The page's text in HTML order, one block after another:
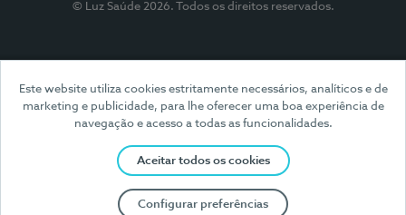
Este website utiliza cookies estritamente necessários, analíticos e de
marketing e publicidade, para lhe oferecer uma boa experiência de
navegação e acesso a todas as funcionalidades.
Aceitar todos os cookies
Configurar preferências
© Luz Saúde 2026. Todos os direitos reservados.